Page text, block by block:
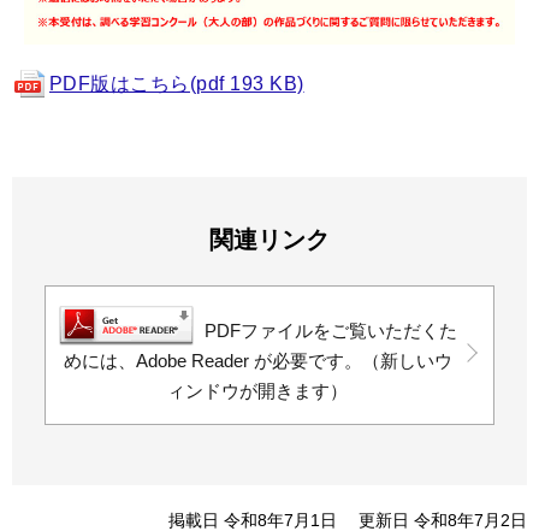
PDF版はこちら(pdf 193 KB)
関連リンク
PDFファイルをご覧いただくた
めには、Adobe Reader が必要です。（新しいウ
ィンドウが開きます）
掲載日 令和8年7月1日 更新日 令和8年7月2日